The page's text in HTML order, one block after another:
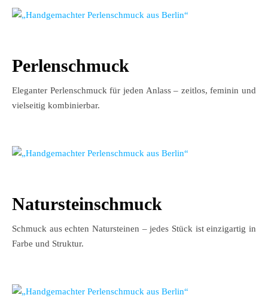
Perlenschmuck
Eleganter Perlenschmuck für jeden Anlass – zeitlos, feminin und
vielseitig kombinierbar.
Natursteinschmuck
Schmuck aus echten Natursteinen – jedes Stück ist einzigartig in
Farbe und Struktur.